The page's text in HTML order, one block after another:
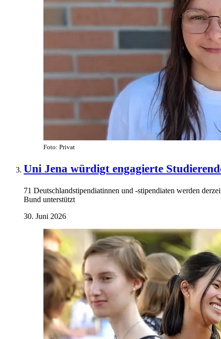
Foto: Privat
Uni Jena würdigt engagierte
71 Deutschlandstipendiatinnen und -stipendiaten werden
Bund unterstützt
30. Juni 2026